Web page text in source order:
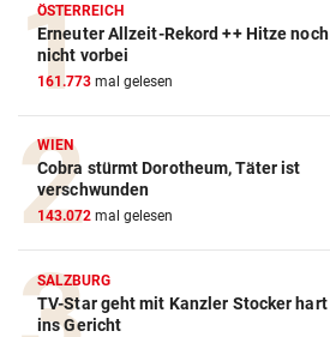
ÖSTERREICH
Erneuter Allzeit-Rekord ++ Hitze noch
nicht vorbei
161.773 mal gelesen
WIEN
Cobra stürmt Dorotheum, Täter ist
verschwunden
143.072 mal gelesen
SALZBURG
TV-Star geht mit Kanzler Stocker hart
ins Gericht